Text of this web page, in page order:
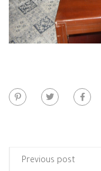
Previous post